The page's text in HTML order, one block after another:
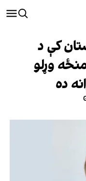
کې د
وړلو
ده